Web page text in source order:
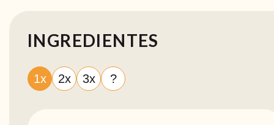
INGREDIENTES
1x 2x 3x ?